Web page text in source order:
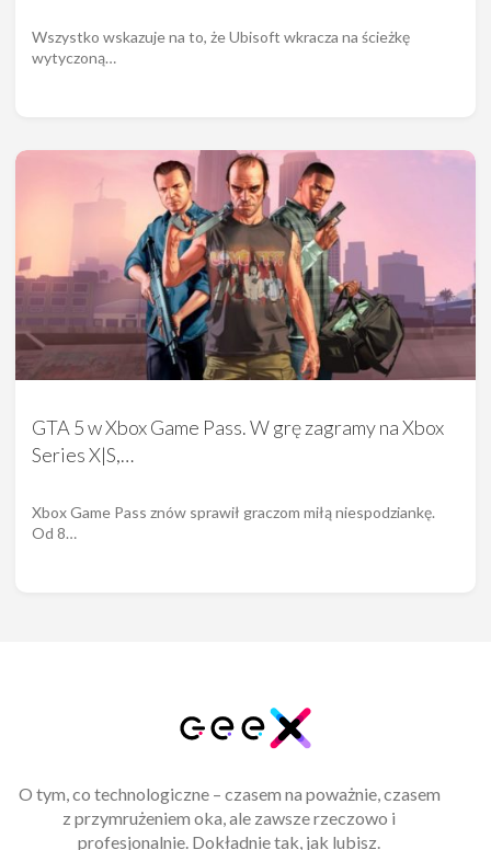
Wszystko wskazuje na to, że Ubisoft wkracza na ścieżkę
wytyczoną…
GTA 5 w Xbox Game Pass. W grę zagramy na Xbox
Series X|S,…
Xbox Game Pass znów sprawił graczom miłą niespodziankę.
Od 8…
O tym, co technologiczne – czasem na poważnie, czasem
z przymrużeniem oka, ale zawsze rzeczowo i
profesjonalnie. Dokładnie tak, jak lubisz.